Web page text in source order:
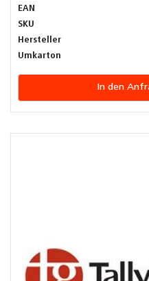
EAN
SKU
Hersteller
Umkarton
In den